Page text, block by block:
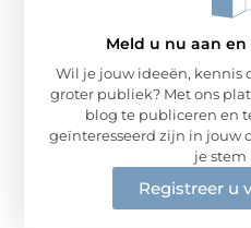
Meld u nu aan
Wil je jouw ideeën, kennis
groter publiek? Met ons
blog te publiceren en
geïnteresseerd zijn in jouw
je stem
Registreer u